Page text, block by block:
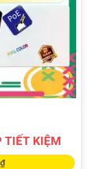
TIẾT KIỆM